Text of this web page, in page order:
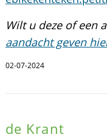
Wilt u deze of een
aandacht geven
02-07-2024
de Krant